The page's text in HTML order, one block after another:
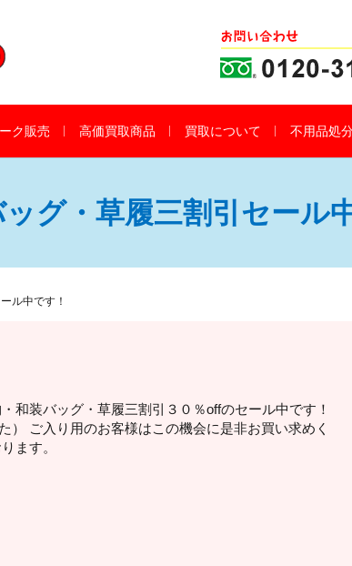
ク販売 高価買取商品 買取について 不用品処
グ・草履三割引セール
ル中です！
和装バッグ・草履三割引３０％offのセール中です！
） ご入り用のお客様はこの機会に是非お買い求めく
ます。